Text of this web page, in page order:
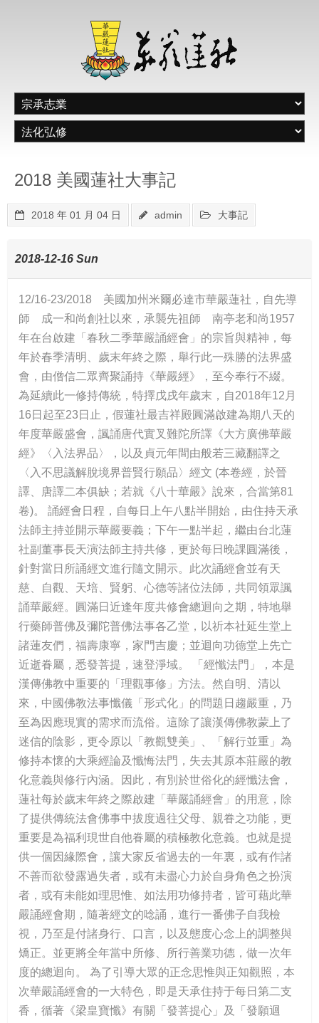
2018 美國蓮社大事記
2018 年 01 月 04 日 admin 大事記
2018-12-16 Sun
12/16-23/2018 美國加州米爾必達市華嚴蓮社，自先導
師 成一和尚創社以來，承襲先祖師 南亭老和尚1957
年在台啟建「春秋二季華嚴誦經會」的宗旨與精神，每
年於春季清明、歲末年終之際，舉行此一殊勝的法界盛
會，由僧信二眾齊聚誦持《華嚴經》，至今奉行不綴。
為延續此一修持傳統，特擇戊戌年歲末，自2018年12月
16日起至23日止，假蓮社最吉祥殿圓滿啟建為期八天的
年度華嚴盛會，諷誦唐代實叉難陀所譯《大方廣佛華嚴
經》〈入法界品〉，以及貞元年間由般若三藏翻譯之
〈入不思議解脫境界普賢行願品〉經文 (本卷經，於晉
譯、唐譯二本俱缺；若就《八十華嚴》說來，合當第81
卷)。 誦經會日程，自每日上午八點半開始，由住持天承
法師主持並開示華嚴要義；下午一點半起，繼由台北蓮
社副董事長天演法師主持共修，更於每日晚課圓滿後，
針對當日所誦經文進行隨文開示。此次誦經會並有天
慈、自觀、天培、賢躬、心德等諸位法師，共同領眾諷
誦華嚴經。圓滿日近逢年度共修會總迴向之期，特地舉
行藥師普佛及彌陀普佛法事各乙堂，以祈本社延生堂上
諸蓮友們，福壽康寧，家門吉慶；並迴向功德堂上先亡
近逝眷屬，悉發菩提，速登淨域。 「經懺法門」，本是
漢傳佛教中重要的「理觀事修」方法。然自明、清以
來，中國佛教法事懺儀「形式化」的問題日趨嚴重，乃
至為因應現實的需求而流俗。這除了讓漢傳佛教蒙上了
迷信的陰影，更令原以「教觀雙美」、「解行並重」為
修持本懷的大乘經論及懺悔法門，失去其原本莊嚴的教
化意義與修行內涵。因此，有別於世俗化的經懺法會，
蓮社每於歲末年終之際啟建「華嚴誦經會」的用意，除
了提供傳統法會佛事中拔度過往父母、親眷之功能，更
重要是為福利現世自他眷屬的積極教化意義。也就是提
供一個因緣際會，讓大家反省過去的一年裏，或有作諸
不善而欲發露過失者，或有未盡心力於自身角色之扮演
者，或有未能如理思惟、如法用功修持者，皆可藉此華
嚴誦經會期，隨著經文的唸誦，進行一番佛子自我檢
視，乃至是付諸身行、口言，以及態度心念上的調整與
矯正。並更將全年當中所修、所行善業功德，做一次年
度的總迴向。 為了引導大眾的正念思惟與正知觀照，本
次華嚴誦經會的一大特色，即是天承住持于每日第二支
香，循著《梁皇寶懺》有關「發菩提心」及「發願迴